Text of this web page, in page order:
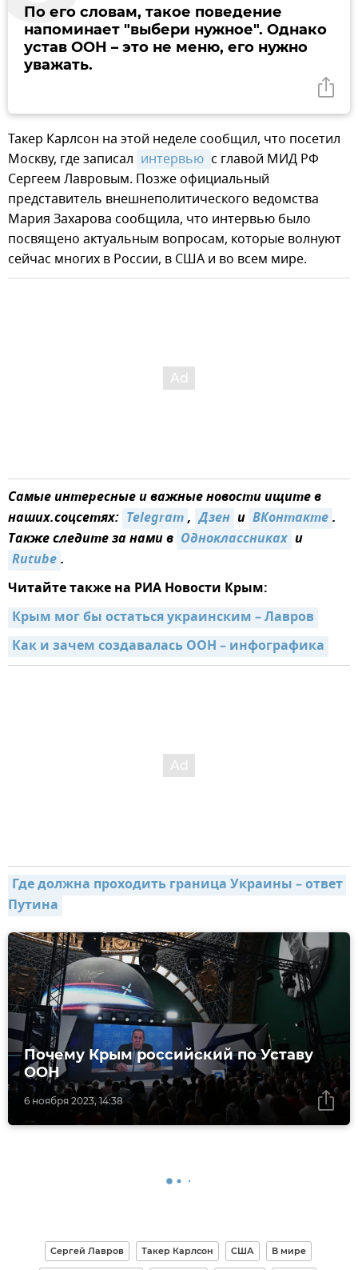
По его словам, такое поведение
напоминает "выбери нужное". Однако
устав ООН – это не меню, его нужно
уважать.
Такер Карлсон на этой неделе сообщил, что посетил
Москву, где записал интервью с главой МИД РФ
Сергеем Лавровым. Позже официальный
представитель внешнеполитического ведомства
Мария Захарова сообщила, что интервью было
посвящено актуальным вопросам, которые волнуют
сейчас многих в России, в США и во всем мире.
Самые интересные и важные новости ищите в
наших.соцсетях: Telegram, Дзен и ВКонтакте.
Также следите за нами в Одноклассниках и
Rutube.
Читайте также на РИА Новости Крым:
Крым мог бы остаться украинским – Лавров
Как и зачем создавалась ООН – инфографика
Где должна проходить граница Украины – ответ
Путина
6 ноября 2023, 14:38
Почему Крым российский по Уставу
ООН
Сергей Лавров Такер Карлсон США В мире